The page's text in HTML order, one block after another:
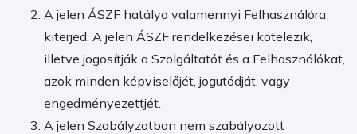
A jelen ÁSZF hatálya valamennyi Felhasználóra
kiterjed. A jelen ÁSZF rendelkezései kötelezik,
illetve jogosítják a Szolgáltatót és a Felhasználókat,
azok minden képviselőjét, jogutódját, vagy
engedményezettjét.
A jelen Szabályzatban nem szabályozott